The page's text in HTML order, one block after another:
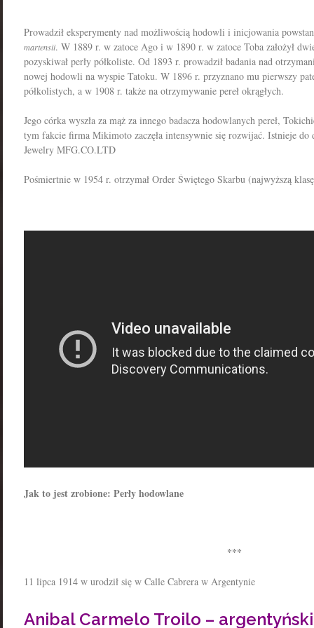
Prowadził eksperymenty nad możliwością hodowli i inicjowania
martensii. W 1889 r. w zatoce Ago i w 1890 r. w zatoce Toba założył
pozyskiwał perły półkoliste. Od 1893 r. prowadził badania nad
nowej hodowli na wyspie Tatoku. W 1896 r. przyznano mu pierwszy
półkolistych, a w 1908 r. także na otrzymywanie pereł okrągłych.
Jego córka wyszła za mąż za innego badacza hodowlanych pereł,
tym fakcie firma Mikimoto zaczęła intensywnie się rozwijać. Istnieje
Jewelry MFG.CO.LTD
Pośmiertnie w 1954 r. otrzymał Order Świętego Skarbu (najwyższą
Jak to jest zrobione: Perły hodowlane
***
11 lipca 1914 w urodził się w Calle Cabrera w Argentynie
Anibal Carmelo Troilo –